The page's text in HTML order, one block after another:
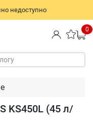
недоступно
0
KS450L (45 л/